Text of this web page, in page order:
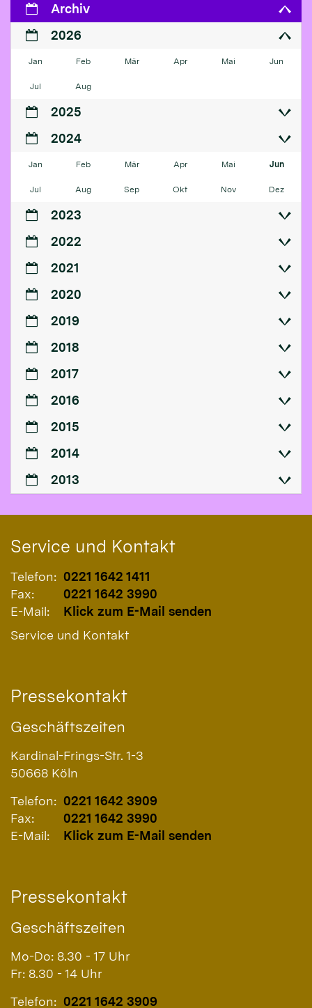
Archiv
2026
Jan Feb Mär Apr Mai Jun
Jul Aug
2025
2024
Jan Feb Mär Apr Mai Jun
Jul Aug Sep Okt Nov Dez
2023
2022
2021
2020
2019
2018
2017
2016
2015
2014
2013
Service und Kontakt
Telefon: 0221 1642 1411
Fax:
0221 1642 3990
E-Mail:
Klick zum E-Mail senden
Service und Kontakt
Pressekontakt
Geschäftszeiten
Kardinal-Frings-Str. 1-3
50668 Köln
Telefon: 0221 1642 3909
Fax:
0221 1642 3990
E-Mail:
Klick zum E-Mail senden
Pressekontakt
Geschäftszeiten
Mo-Do: 8.30 - 17 Uhr
Fr: 8.30 - 14 Uhr
Telefon: 0221 1642 3909